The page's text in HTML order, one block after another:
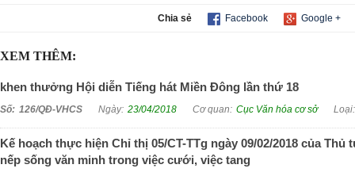
Chia sẻ Facebook Google +
XEM THÊM:
khen thưởng Hội diễn Tiếng hát Miền Đông lần thứ 18
126/QĐ-VHCS 23/04/2018 Cục Văn hóa cơ sở
Kế hoạch thực hiện Chỉ thị 05/CT-TTg ngày 09/02/2018 của
nếp sống văn minh trong việc cưới, việc tang